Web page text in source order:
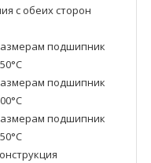
с обеих сторон
подшипник
подшипник
подшипник